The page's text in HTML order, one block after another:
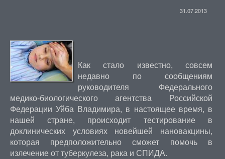
31.07.2013
Как стало известно, совсем
недавно по сообщениям
руководителя Федерального
медико-биологического агентства Российской
Федерации Уйба Владимира, в настоящее время, в
нашей стране, происходит тестирование в
доклинических условиях новейшей нановакцины,
которая предположительно сможет помочь в
излечение от туберкулеза, рака и СПИДА.